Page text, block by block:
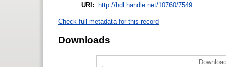
URI: http://hdl.handle.net/10760/7549
Check full metadata for this record
Downloads